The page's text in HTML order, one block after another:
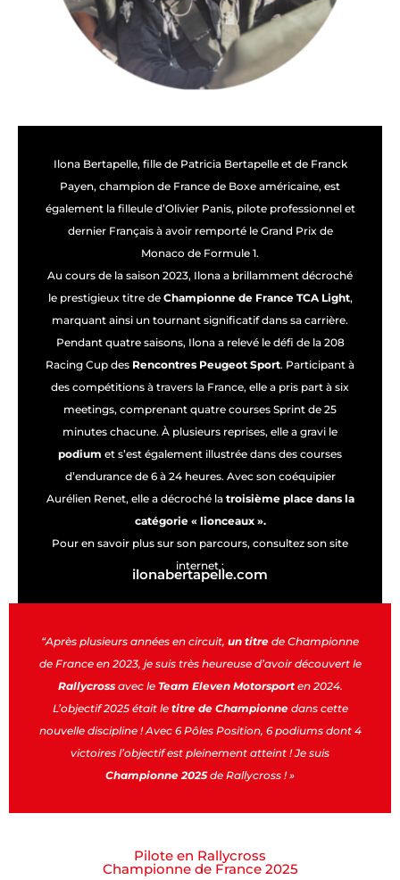
Ilona Bertapelle, fille de Patricia Bertapelle et de Franck
Payen, champion de France de Boxe américaine, est
également la filleule d’Olivier Panis, pilote professionnel et
dernier Français à avoir remporté le Grand Prix de
Monaco de Formule 1.
Au cours de la saison 2023, Ilona a brillamment décroché
le prestigieux titre de Championne de France TCA Light,
marquant ainsi un tournant significatif dans sa carrière.
Pendant quatre saisons, Ilona a relevé le défi de la 208
Racing Cup des Rencontres Peugeot Sport. Participant à
des compétitions à travers la France, elle a pris part à six
meetings, comprenant quatre courses Sprint de 25
minutes chacune. À plusieurs reprises, elle a gravi le
podium et s’est également illustrée dans des courses
d’endurance de 6 à 24 heures. Avec son coéquipier
Aurélien Renet, elle a décroché la troisième place dans la
catégorie « lionceaux ».
Pour en savoir plus sur son parcours, consultez son site
internet :
ilonabertapelle.com
“Après plusieurs années en circuit, un titre de Championne
de France en 2023, je suis très heureuse d’avoir découvert le
Rallycrossavec le Team Eleven Motorsport en 2024.
L’objectif 2025 était le titre de Championnedans cette
nouvelle discipline !Avec 6 Pôles Position, 6 podiums dont 4
victoires l’objectif est pleinement atteint ! Je suis
Championne 2025de Rallycross ! »
Pilote en Rallycross
Championne de France 2025